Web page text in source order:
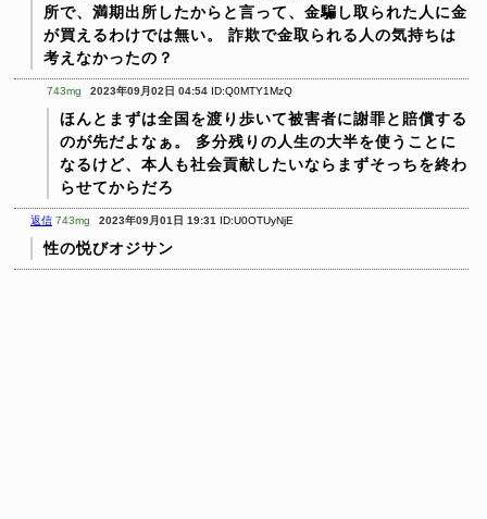
所で、満期出所したからと言って、金騙し取られた人に金
が買えるわけでは無い。
詐欺で金取られる人の気持ちは
考えなかったの？
743mg 2023年09月02日 04:54 ID:Q0MTY1MzQ
ほんとまずは全国を渡り歩いて被害者に謝罪と賠償する
のが先だよなぁ。
多分残りの人生の大半を使うことに
なるけど、本人も社会貢献したいならまずそっちを終わ
らせてからだろ
返信 743mg 2023年09月01日 19:31 ID:U0OTUyNjE
性の悦びオジサン